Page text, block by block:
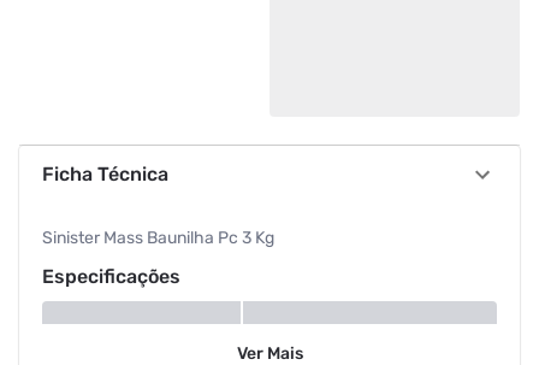
Ficha Técnica
Sinister Mass Baunilha Pc 3 Kg
Especificações
Ver Mais